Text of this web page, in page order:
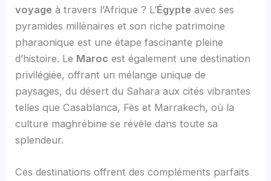
voyage à travers l’Afrique ? L’Égypte avec ses
pyramides millénaires et son riche patrimoine
pharaonique est une étape fascinante pleine
d’histoire. Le Maroc est également une destination
privilégiée, offrant un mélange unique de
paysages, du désert du Sahara aux cités vibrantes
telles que Casablanca, Fès et Marrakech, où la
culture maghrébine se révèle dans toute sa
splendeur.
Ces destinations offrent des compléments parfaits